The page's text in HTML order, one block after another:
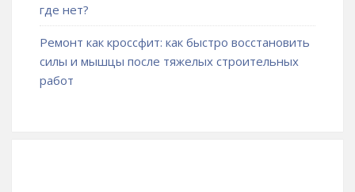
где нет?
Ремонт как кроссфит: как быстро восстановить
силы и мышцы после тяжелых строительных
работ